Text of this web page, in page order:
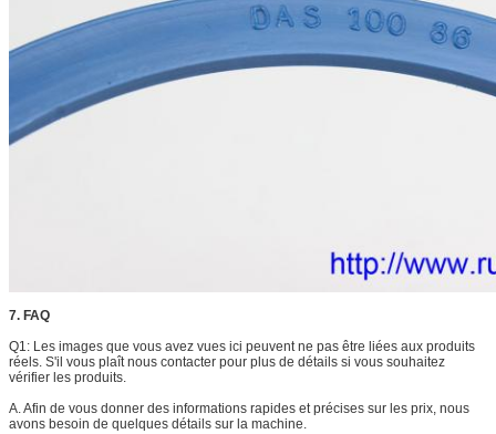
7. FAQ
Q1: Les images que vous avez vues ici peuvent ne pas être liées aux produits
réels. S'il vous plaît nous contacter pour plus de détails si vous souhaitez
vérifier les produits.
A. Afin de vous donner des informations rapides et précises sur les prix, nous
avons besoin de quelques détails sur la machine.